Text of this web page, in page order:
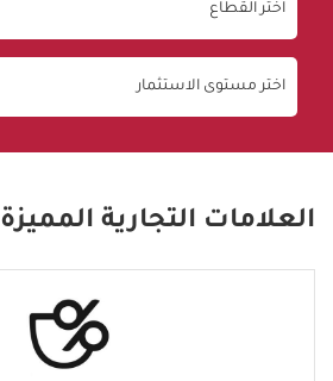
اختر القطاع
اختر مستوى الاستثمار
العلامات التجارية المميزة